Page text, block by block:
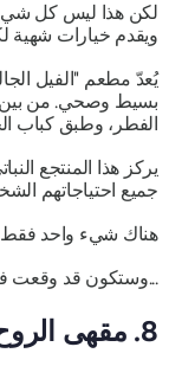
لكن هذا ليس كل
ويقدم خيارات شهية
يُعدّ مطعم "الفيل
بسيط وصحي. من بين
الفطر، وطبق كباب
يركز هذا المنتجع
جميع احتياجاتهم
هناك شيء واحد فقط
...وستكون قد وقعت
8. مقهى الروح الحرة